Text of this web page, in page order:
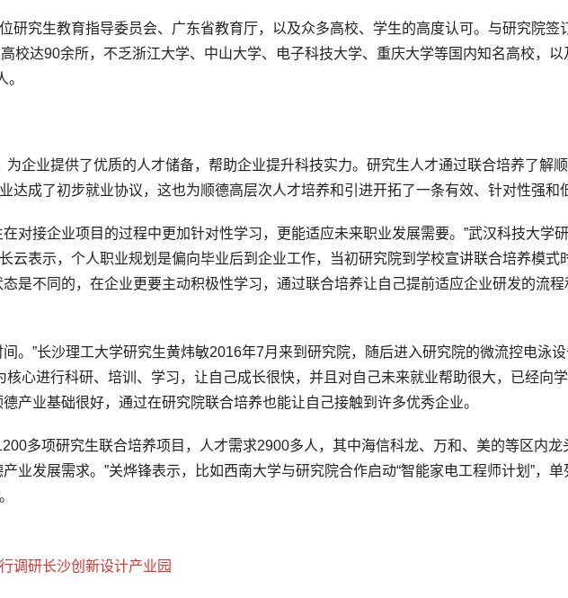
究生教育指导委员会、广东省教育厅，以及众多高校、学生的高度认可。与研究院签
校达90余所，不乏浙江大学、中山大学、电子科技大学、重庆大学等国内知名高校，
业提供了优质的人才储备，帮助企业提升科技实力。研究生人才通过联合培养了解
达成了初步就业协议，这也为顺德高层次人才培养和引进开拓了一条有效、针对性强和
接企业项目的过程中更加针对性学习，更能适应未来职业发展需要。”武汉科技大学
云表示，个人职业规划是偏向毕业后到企业工作，当初研究院到学校宣讲联合培养模式
是不同的，在企业更要主动积极性学习，通过联合培养让自己提前适应企业研发的流
”长沙理工大学研究生黄炜敏2016年7月来到研究院，随后进入研究院的微流控电泳设
心进行科研、培训、学习，让自己成长很快，并且对自己未来就业帮助很大，已经向
产业基础很好，通过在研究院联合培养也能让自己接触到许多优秀企业。
多项研究生联合培养项目，人才需求2900多人，其中海信科龙、万和、美的等区内龙
业发展需求。”关烨锋表示，比如西南大学与研究院合作启动“智能家电工程师计划”，单
调研长沙创新设计产业园